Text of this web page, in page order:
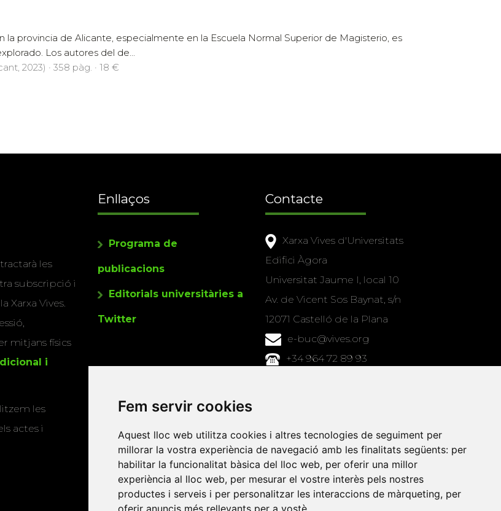
Fem servir cookies
Aquest lloc web utilitza cookies i altres tecnologies de seguiment per
millorar la vostra experiència de navegació amb les finalitats següents: per
habilitar la funcionalitat bàsica del lloc web, per oferir una millor
experiència al lloc web, per mesurar el vostre interès pels nostres
productes i serveis i per personalitzar les interaccions de màrqueting, per
oferir anuncis més rellevants per a vostè
la provincia de Alicante, especialmente en la Escuela Normal Superior de Magisterio, es
Los autores del de...
2023) · 358 pàg. · 18 €
les
subscripció i
Xarxa Vives.
mitjans físics
i
les
actes i
Enllaços
Programa de
publicacions
Editorials universitàries a
Twitter
Contacte
Xarxa Vives d'Universitats
Edifici Àgora
Universitat Jaume I, local 10
Av. de Vicent Sos Baynat, s/n
12071 Castelló de la Plana
e-buc@vives.org
+34 964 72 89 93